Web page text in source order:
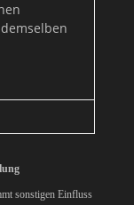
sonstigen Einfluss